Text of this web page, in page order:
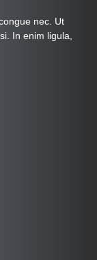
nec. Ut
In enim ligula,